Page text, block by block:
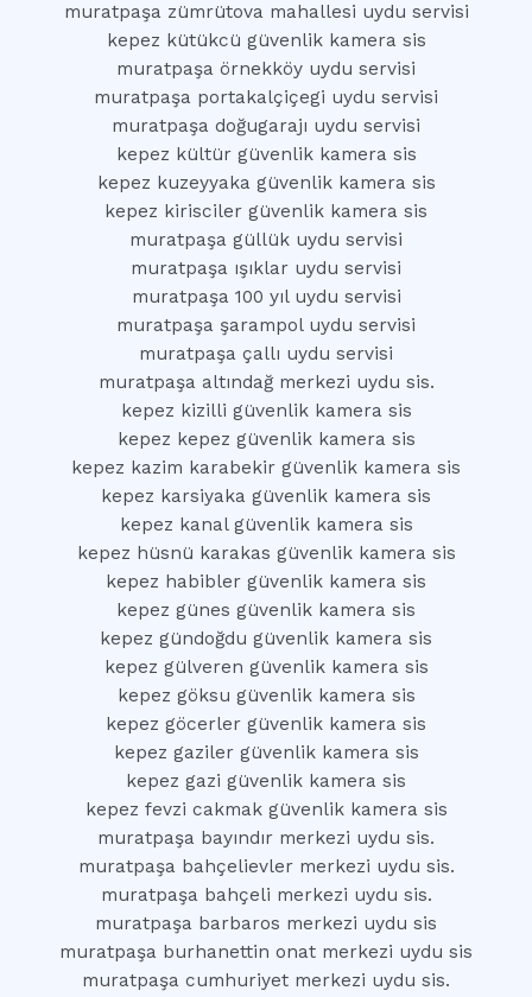
muratpaşa zümrütova mahallesi uydu servisi
kepez kütükcü güvenlik kamera sis
muratpaşa örnekköy uydu servisi
muratpaşa portakalçiçegi uydu servisi
muratpaşa doğugarajı uydu servisi
kepez kültür güvenlik kamera sis
kepez kuzeyyaka güvenlik kamera sis
kepez kirisciler güvenlik kamera sis
muratpaşa güllük uydu servisi
muratpaşa ışıklar uydu servisi
muratpaşa 100 yıl uydu servisi
muratpaşa şarampol uydu servisi
muratpaşa çallı uydu servisi
muratpaşa altındağ merkezi uydu sis.
kepez kizilli güvenlik kamera sis
kepez kepez güvenlik kamera sis
kepez kazim karabekir güvenlik kamera sis
kepez karsiyaka güvenlik kamera sis
kepez kanal güvenlik kamera sis
kepez hüsnü karakas güvenlik kamera sis
kepez habibler güvenlik kamera sis
kepez günes güvenlik kamera sis
kepez gündoğdu güvenlik kamera sis
kepez gülveren güvenlik kamera sis
kepez göksu güvenlik kamera sis
kepez göcerler güvenlik kamera sis
kepez gaziler güvenlik kamera sis
kepez gazi güvenlik kamera sis
kepez fevzi cakmak güvenlik kamera sis
muratpaşa bayındır merkezi uydu sis.
muratpaşa bahçelievler merkezi uydu sis.
muratpaşa bahçeli merkezi uydu sis.
muratpaşa barbaros merkezi uydu sis
muratpaşa burhanettin onat merkezi uydu sis
muratpaşa cumhuriyet merkezi uydu sis.